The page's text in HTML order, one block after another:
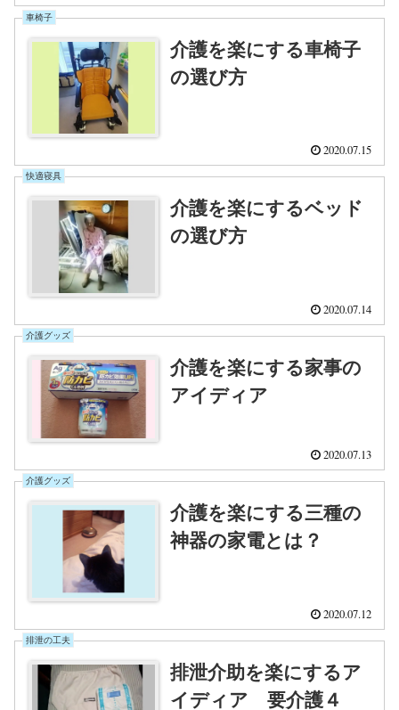
車椅子
介護を楽にする車椅子
の選び方
2020.07.15
快適寝具
介護を楽にするベッド
の選び方
2020.07.14
介護グッズ
介護を楽にする家事の
アイディア
2020.07.13
介護グッズ
介護を楽にする三種の
神器の家電とは？
2020.07.12
排泄の工夫
排泄介助を楽にするア
イディア 要介護４